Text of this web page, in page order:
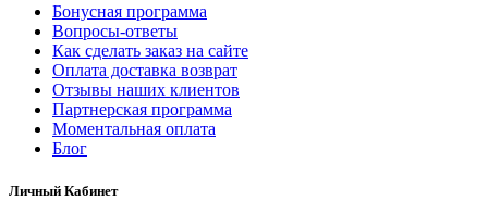
Бонусная программа
Вопросы-ответы
Как сделать заказ на сайте
Оплата доставка возврат
Отзывы наших клиентов
Партнерская программа
Моментальная оплата
Блог
Личный Кабинет